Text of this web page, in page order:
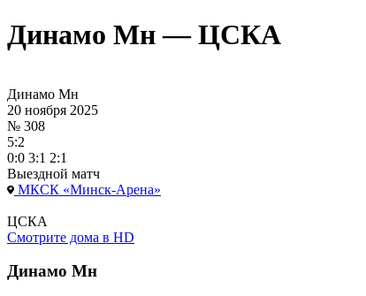
Динамо Мн — ЦСКА
Динамо Мн
20 ноября 2025
№ 308
5:2
0:0 3:1 2:1
Выездной матч
МКСК «Минск-Арена»
ЦСКА
Смотрите дома в HD
Динамо Мн